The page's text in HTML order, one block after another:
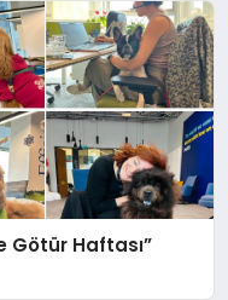
Götür Haftası”